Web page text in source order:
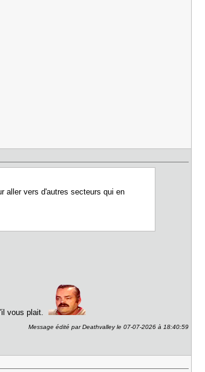
aller vers d'autres secteurs qui en
vous plait.
Message édité par Deathvalley le 07-07-2026 à 18:40:59